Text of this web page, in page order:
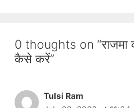
e
s
0 thoughts on “राजमा
कैसे करें”
Tulsi Ram